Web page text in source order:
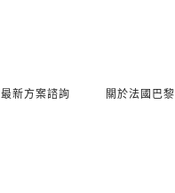
最新方案諮詢 關於法國巴黎